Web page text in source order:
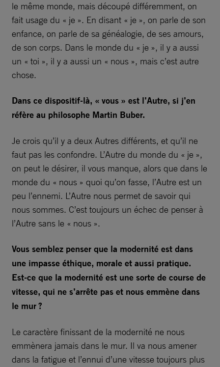
le même monde, mais découpé différemment, on
fait usage du « je ». En disant « je », on parle de son
enfance, on parle de sa généalogie, de ses amours,
de son corps. Dans le monde du « je », il y a aussi
un « toi », il y a aussi un « nous », mais c’est autre
chose.
Dans ce dispositif-là, « vous » est l’Autre, si j’en
réfère au philosophe Martin Buber.
Je crois qu’il y a deux Autres différents, et qu’il ne
faut pas les confondre. L’Autre du monde du « je »,
on peut le désirer, il vous manque, alors que dans le
monde du « nous » quoi qu’on fasse, l’Autre est un
peu l’ennemi. L’Autre nous permet de savoir qui
nous sommes. C’est toujours un échec de penser à
l’Autre sans le « nous ».
Vous semblez penser que la modernité est dans
une impasse éthique, morale et aussi pratique.
Est-ce que la modernité est une sorte de course de
vitesse, qui ne s’arrête pas et nous emmène dans
le mur ?
Le caractère finissant de la modernité ne nous
emmènera jamais dans le mur. Il va nous amener
dans la fatigue et l’ennui d’une vitesse toujours plus